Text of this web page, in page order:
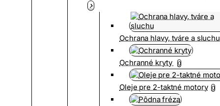
Ochrana hlavy, tváre a sluchu
Ochranné kryty 0
Oleje pre 2-taktné motory 0